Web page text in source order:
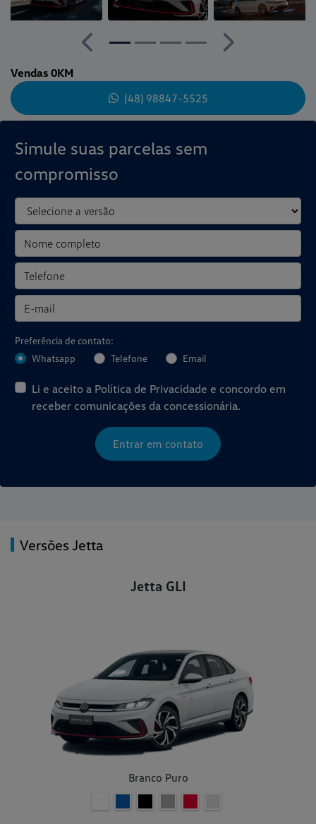
Simule suas parcelas sem
compromisso
Preferência de contato:
Whatsapp
Telefone Email
Li e aceito a Política de Privacidade e concordo em
receber comunicações da concessionária.
Entrar em contato
Anterior
Próximo
Vendas 0KM
(48) 98847-5525
Versões Jetta
Jetta GLI
Branco Puro